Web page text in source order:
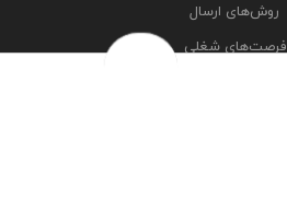
روش‌های ارسال
فرصت‌های شغلی